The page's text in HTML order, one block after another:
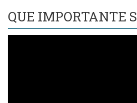
QUE IMPORTANTE